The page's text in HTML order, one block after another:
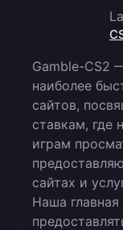
Gamble-CS2
наиболее
сайтов,
ставкам, где
играм
сайтах и
Наша